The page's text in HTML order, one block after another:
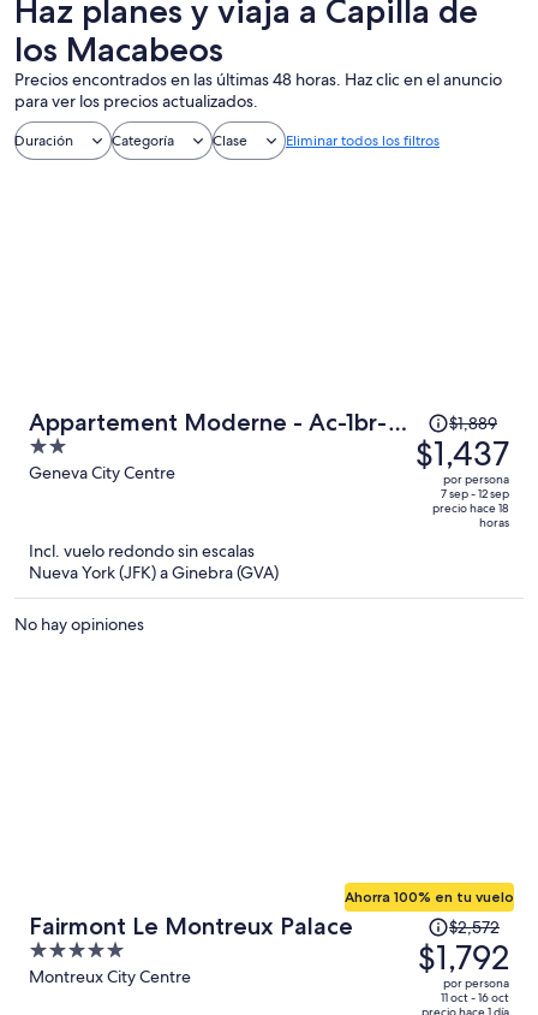
Haz planes y viaja a Capilla de
los Macabeos
Precios encontrados en las últimas 48 horas. Haz clic en el anuncio
para ver los precios actualizados.
Duración Categoría Clase Eliminar todos los filtros
Appartement Moderne - Ac-1br-
4p- Geneve
2
out
Geneva City Centre
El
precio
era
$1,889
es
$1,889
$1,437
por persona
7 sep - 12 sep
precio hace 18
horas
Incl. vuelo redondo sin escalas
Nueva York (JFK) a Ginebra (GVA)
No hay opiniones
Fairmont Le Montreux Palace
5
out
Montreux City Centre
Ahorra 100% en tu vuelo
El
precio
era
$2,572
$1,792
por persona
11 oct - 16 oct
precio hace 1 día